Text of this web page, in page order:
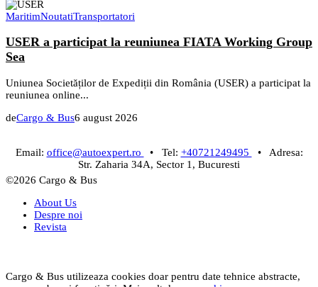
MaritimNoutatiTransportatori
USER a participat la reuniunea FIATA Working Group
Sea
Uniunea Societăților de Expediții din România (USER) a participat la
reuniunea online...
deCargo & Bus6 august 2026
Email: office@autoexpert.ro • Tel: +40721249495
• Adresa:
Str. Zaharia 34A, Sector 1, Bucuresti
©2026 Cargo & Bus
About Us
Despre noi
Revista
Cargo & Bus utilizeaza cookies doar pentru date tehnice abstracte,